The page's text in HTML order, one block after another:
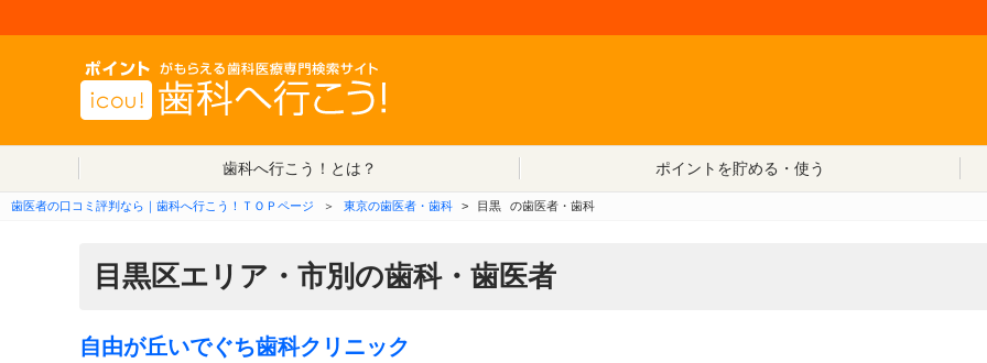
歯科へ行こう！とは？
ポイントを貯める・使う
歯医者の口コミ評判なら｜歯科へ行こう！ＴＯＰページ ＞ 東京の歯医者・歯科 > 目黒 の歯医者・歯科
目黒区エリア・市別の歯科・歯医者
自由が丘いでぐち歯科クリニック